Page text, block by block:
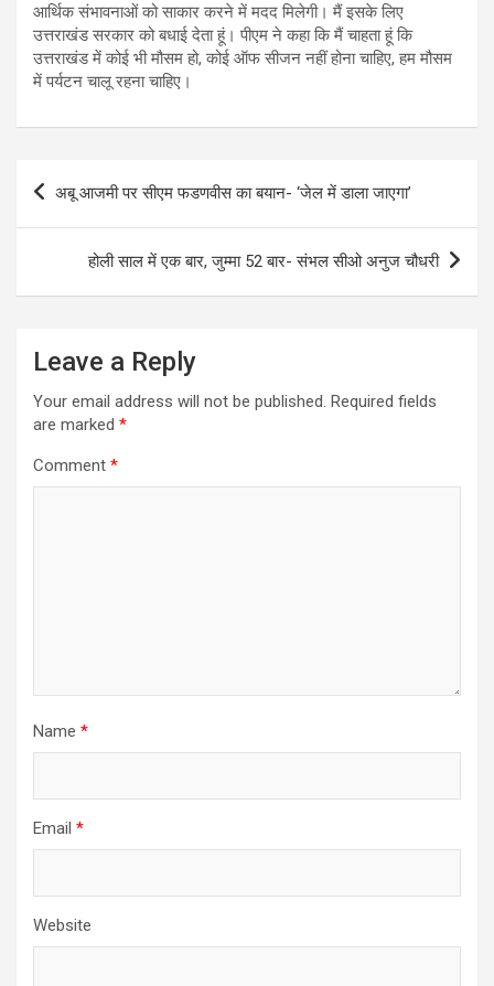
आर्थिक संभावनाओं को साकार करने में मदद मिलेगी। मैं इसके लिए
उत्तराखंड सरकार को बधाई देता हूं। पीएम ने कहा कि मैं चाहता हूं कि
उत्तराखंड में कोई भी मौसम हो, कोई ऑफ सीजन नहीं होना चाहिए, हम मौसम
में पर्यटन चालू रहना चाहिए।
Post
navigation
अबू आजमी पर सीएम फडणवीस का बयान- ‘जेल में डाला जाएगा’
होली साल में एक बार, जुम्मा 52 बार- संभल सीओ अनुज चौधरी
Leave a Reply
Your email address will not be published. Required fields
are marked *
Comment *
Name *
Email *
Website